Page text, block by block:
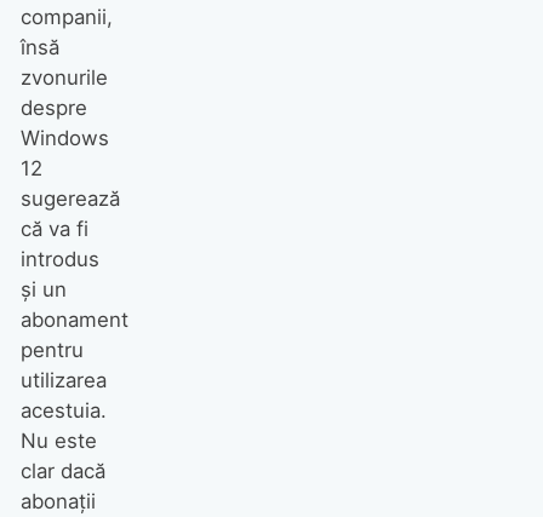
companii,
însă
zvonurile
despre
Windows
12
sugerează
că va fi
introdus
și un
abonament
pentru
utilizarea
acestuia.
Nu este
clar dacă
abonații